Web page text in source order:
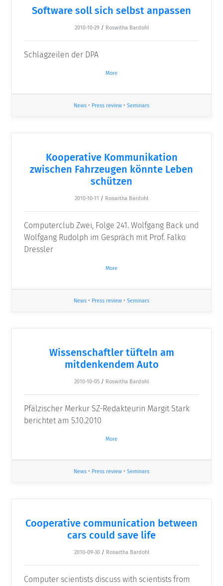
Software soll sich selbst anpassen
2010-10-29 / Roswitha Bardohl
Schlagzeilen der DPA
More
News • Press review • Seminars
Kooperative Kommunikation
zwischen Fahrzeugen könnte Leben
schützen
2010-10-11 / Roswitha Bardohl
Computerclub Zwei, Folge 241. Wolfgang Back und
Wolfgang Rudolph im Gespräch mit Prof. Falko
Dressler
More
News • Press review • Seminars
Wissenschaftler tüfteln am
mitdenkendem Auto
2010-10-05 / Roswitha Bardohl
Pfälzischer Merkur SZ-Redakteurin Margit Stark
berichtet am 5.10.2010
More
News • Press review • Seminars
Cooperative communication between
cars could save life
2010-09-30 / Roswitha Bardohl
Computer scientists discuss with scientists from